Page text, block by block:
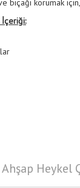
bıçağı korumak
İçeriği:
Heykel